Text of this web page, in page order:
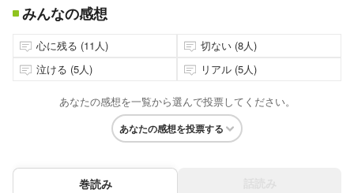
みんなの感想
心に残る (11人)
切ない (8人)
泣ける (5人)
リアル (5人)
あなたの感想を一覧から選んで投票してください。
あなたの感想を投票する
巻読み